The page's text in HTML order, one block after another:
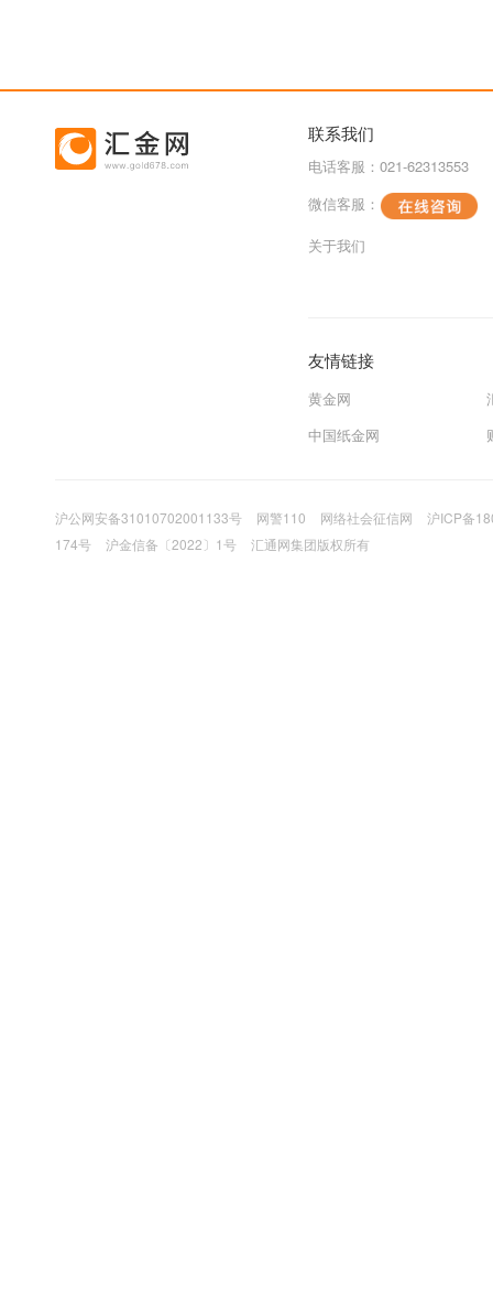
联系我们
电话客服：021-62313553
微信客服：
关于我们
友情链接
黄金网
中国纸金网
沪公网安备31010702001133号 网警110 网络社会征信网
沪ICP备
174号
沪金信备〔2022〕1号 汇通网集团版权所有